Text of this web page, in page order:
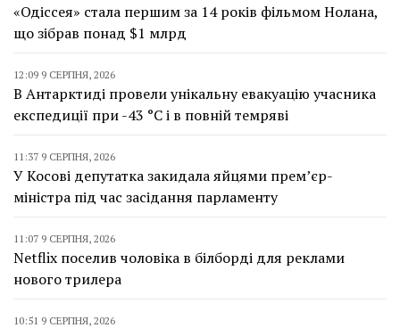
«Одіссея» стала першим за 14 років фільмом Нолана,
що зібрав понад $1 млрд
12:09 9 СЕРПНЯ, 2026
В Антарктиді провели унікальну евакуацію учасника
експедиції при -43 °C і в повній темряві
11:37 9 СЕРПНЯ, 2026
У Косові депутатка закидала яйцями прем’єр-
міністра під час засідання парламенту
11:07 9 СЕРПНЯ, 2026
Netflix поселив чоловіка в білборді для реклами
нового трилера
10:51 9 СЕРПНЯ, 2026